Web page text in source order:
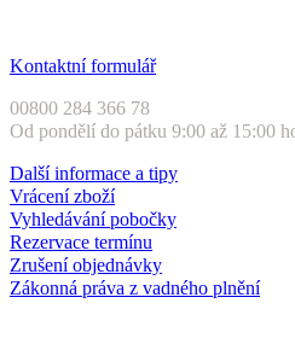
Kontaktní formulář
00800 284 366 78
Od pondělí do pátku 9:00 až 15:00
Další informace a tipy
Vrácení zboží
Vyhledávání pobočky
Rezervace termínu
Zrušení objednávky
Zákonná práva z vadného plnění